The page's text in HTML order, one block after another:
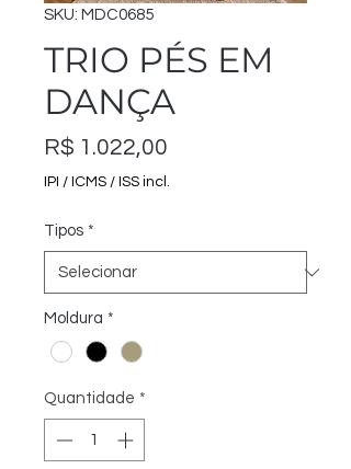
SKU: MDC0685
TRIO PÉS EM
DANÇA
R$ 1.022,00
IPI / ICMS / ISS incl.
Tipos *
Moldura *
Quantidade *